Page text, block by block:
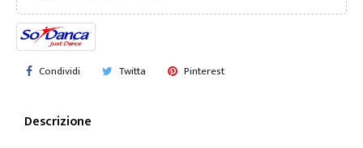
Condividi Twitta Pinterest
Descrizione